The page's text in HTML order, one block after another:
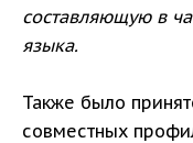
составляющую в
языка.
Также было
совместных